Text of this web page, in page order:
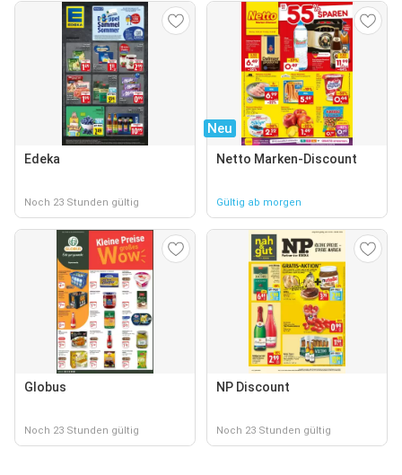
Edeka
Noch 23 Stunden gültig
Neu
Netto Marken-Discount
Gültig ab morgen
Globus
Noch 23 Stunden gültig
NP Discount
Noch 23 Stunden gültig